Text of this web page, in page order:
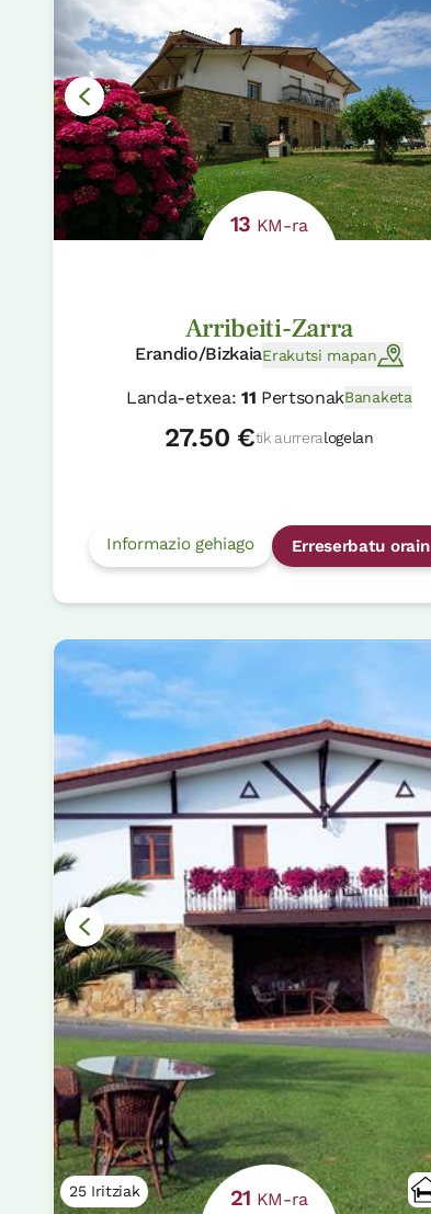
13 KM-ra
Arribeiti-Zarra
Erandio/BizkaiaErakutsi mapan
Landa-etxea: 11 PertsonakBanaketa
27.50 €tik aurreralogelan
Informazio gehiago Erreserbatu orain
25 Iritziak 21 KM-ra